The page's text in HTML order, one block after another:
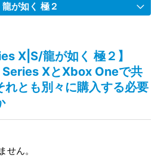
龍が如く 極２
効果をもつ装備品はありますか
如く 極２】Steam版の問い合わせ先
如く 極２】取扱説明書（マニュア
X|S/龍が如く 極２】
XとXbox Oneで共
れとも別々に購入する必要
せん。